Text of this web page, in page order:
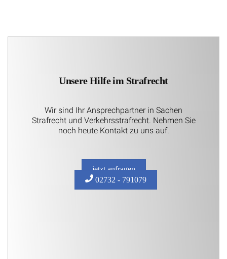
Unsere Hilfe im Strafrecht
Wir sind Ihr Ansprechpartner in Sachen
Strafrecht und Verkehrsstrafrecht. Nehmen Sie
noch heute Kontakt zu uns auf.
jetzt anfragen
02732 - 791079